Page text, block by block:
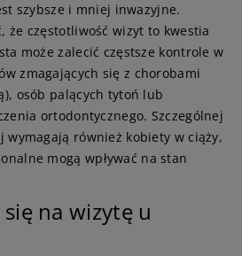
szybsze i mniej inwazyjne.
że częstotliwość wizyt to kwestia
może zalecić częstsze kontrole w
zmagających się z chorobami
osób palących tytoń lub
ortodontycznego. Szczególnej
wymagają również kobiety w ciąży,
mogą wpływać na stan
na wizytę u